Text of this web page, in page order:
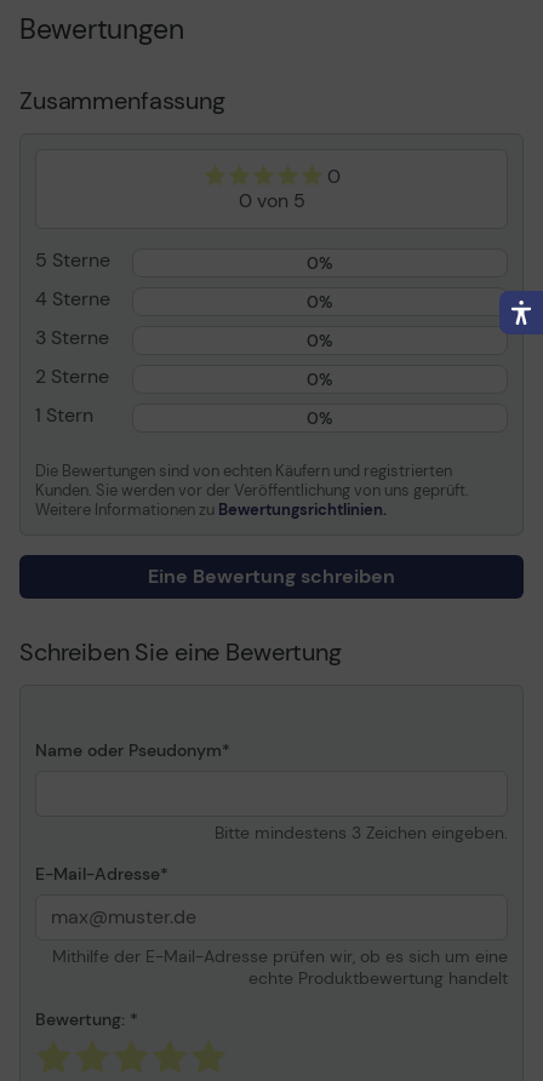
Länge
Stecker (zweites Ende)
Bewertete Stromstärke
16 A
Schwarz
SMT2200RMI2UC,
SMX2200HV,
SMX3000HV,
SMX3000HVNC,
SMX3000RMHV2UNC,
SRT1500XLI,
SRT2200XLI-KR,
SRT3000RMXLI-NC,
SRT5KRMXLIM,
SURtd2200XLIM,
SYA8K8RMI
Allgemein
Bewertete Stromstärke
61 cm
Farbe
Konnektivität
Anschluss
Strom IEC 60320 C19
Verschiedenes
Bewertungen
Zusammenfassung
0
0 von 5
5 Sterne 0%
4 Sterne 0%
3 Sterne 0%
2 Sterne 0%
1 Stern 0%
Die Bewertungen sind von echten Käufern und registrierten
Kunden. Sie werden vor der Veröffentlichung von uns geprüft.
Weitere Informationen zu Bewertungsrichtlinien.
Eine Bewertung schreiben
Schreiben Sie eine Bewertung
Name oder Pseudonym
Bitte mindestens 3 Zeichen eingeben.
E-Mail-Adresse
Mithilfe der E-Mail-Adresse prüfen wir, ob es sich um eine
echte Produktbewertung handelt
Bewertung: